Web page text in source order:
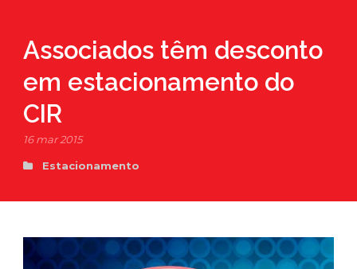
Associados têm desconto
em estacionamento do
CIR
16 mar 2015
Estacionamento